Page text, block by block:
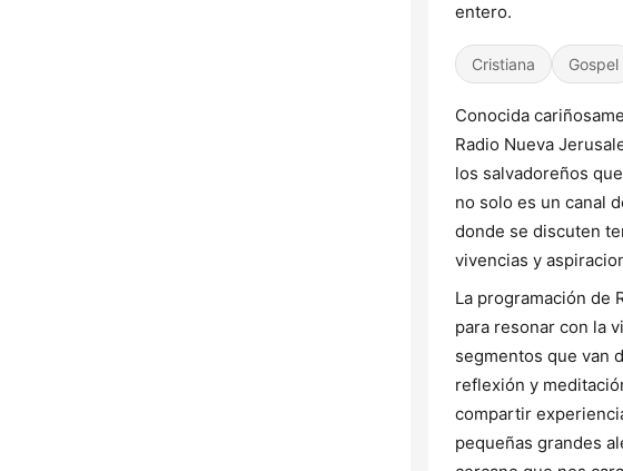
entero.
Cristiana Gospel
Conocida
Radio Nueva
los salvadoreños
no solo es un canal
donde se discuten
vivencias y
La programación de
para resonar con la
segmentos que van
reflexión y
compartir
pequeñas grandes